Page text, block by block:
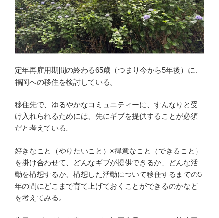
定年再雇用期間の終わる65歳（つまり今から5年後）に、
福岡への移住を検討している。
移住先で、ゆるやかなコミュニティーに、すんなりと受
け入れられるためには、先にギブを提供することが必須
だと考えている。
好きなこと（やりたいこと）×得意なこと（できること）
を掛け合わせて、どんなギブが提供できるか、どんな活
動を構想するか、構想した活動について移住するまでの5
年の間にどこまで育て上げておくことができるのかなど
を考えてみる。